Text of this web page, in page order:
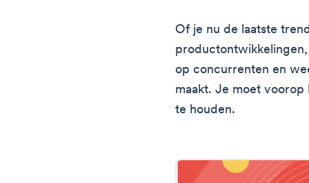
Of je nu de laatste
op concurrenten en
maakt. Je moet voorop
te houden.